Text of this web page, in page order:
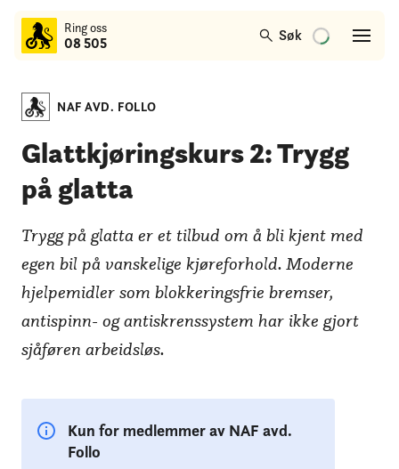
Ring oss
08 505 Søk
hovedinnhold
NAF AVD. FOLLO
Glattkjøringskurs 2: Trygg
på glatta
Trygg på glatta er et tilbud om å bli kjent med
egen bil på vanskelige kjøreforhold. Moderne
hjelpemidler som blokkeringsfrie bremser,
antispinn- og antiskrenssystem har ikke gjort
sjåføren arbeidsløs.
Kun for medlemmer av NAF avd.
Follo